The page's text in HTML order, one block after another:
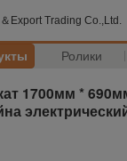
Export Trading Co.,Ltd.
Ролики
1700мм *